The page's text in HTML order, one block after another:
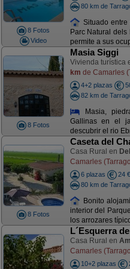
8 Fotos
Video
80 km de
Situado
Parc Natural
permite a sus
8 Fotos
Masia Siggi
Vivienda turística
km de Camarles
4+2 plazas
82 km de
Masia,
Gallinas en el
descubrir el rio
8 Fotos
Caseta del
Casa Rural en
Camarles
6 plazas
24 €
80 km de
Bonito
interior del
los arrozares
L´Esquerra
Casa Rural en
Camarles
10+2 plazas